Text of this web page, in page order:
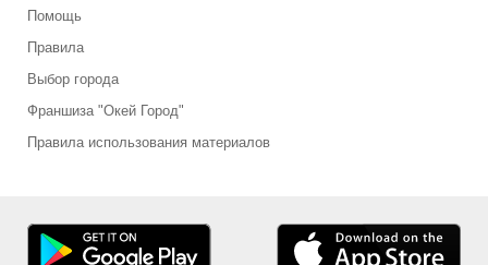
Помощь
Правила
Выбор города
Франшиза "Окей Город"
Правила использования материалов